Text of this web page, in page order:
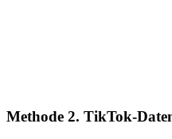
Methode 2. TikTok-